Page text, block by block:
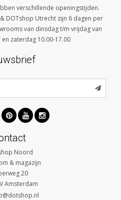
verschillende openingstijden.
DOTshop Utrecht zijn 6 dagen per
van dinsdag t/m vrijdag van
zaterdag 10.00-17.00
Noord
& magazijn
20
Amsterdam